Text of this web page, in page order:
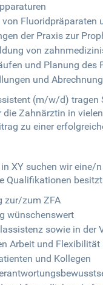
Fluoridpräparaten
der Praxis zur
von
und Planung des
und
(m/w/d) tragen
Zahnärztin in
zu einer
XY suchen wir
Qualifikationen
zur/zum ZFA
wünschenswert
sowie in der
Arbeit und Flexibilität
und Kollegen